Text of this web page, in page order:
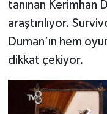
tanınan Kerimhan
araştırılıyor.
Duman’ın hem
dikkat çekiyor.